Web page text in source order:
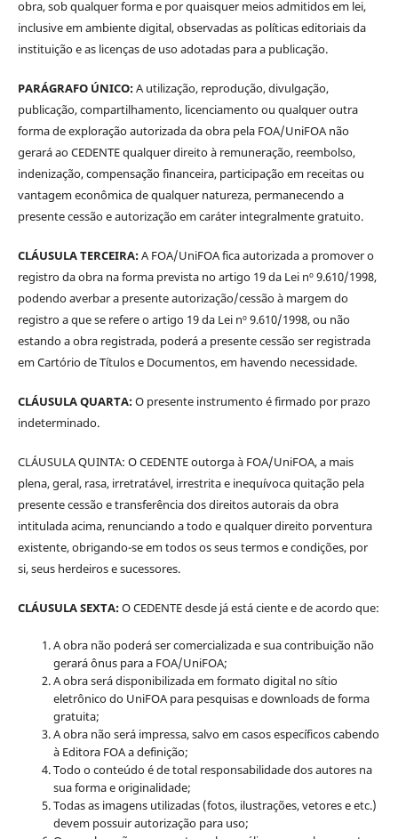
obra, sob qualquer forma e por quaisquer meios admitidos em lei,
inclusive em ambiente digital, observadas as políticas editoriais da
instituição e as licenças de uso adotadas para a publicação.
PARÁGRAFO ÚNICO:A utilização, reprodução, divulgação,
publicação, compartilhamento, licenciamento ou qualquer outra
forma de exploração autorizada da obra pela FOA/UniFOA não
gerará ao CEDENTE qualquer direito à remuneração, reembolso,
indenização, compensação financeira, participação em receitas ou
vantagem econômica de qualquer natureza, permanecendo a
presente cessão e autorização em caráter integralmente gratuito.
CLÁUSULA TERCEIRA:A FOA/UniFOA fica autorizada a promover o
registro da obra na forma prevista no artigo 19 da Lei nº 9.610/1998,
podendo averbar a presente autorização/cessão à margem do
registro a que se refere o artigo 19 da Lei nº 9.610/1998, ou não
estando a obra registrada, poderá a presente cessão ser registrada
em Cartório de Títulos e Documentos, em havendo necessidade.
CLÁUSULA QUARTA:O presente instrumento é firmado por prazo
indeterminado.
CLÁUSULA QUINTA: O CEDENTE outorga à FOA/UniFOA, a mais
plena, geral, rasa, irretratável, irrestrita e inequívoca quitação pela
presente cessão e transferência dos direitos autorais da obra
intitulada acima, renunciando a todo e qualquer direito porventura
existente, obrigando-se em todos os seus termos e condições, por
si, seus herdeiros e sucessores.
CLÁUSULA SEXTA:O CEDENTE desde já está ciente e de acordo que:
A obra não poderá ser comercializada e sua contribuição não
gerará ônus para a FOA/UniFOA;
A obra será disponibilizada em formato digital no sítio
eletrônico do UniFOA para pesquisas e downloads de forma
gratuita;
A obra não será impressa, salvo em casos específicos cabendo
à Editora FOA a definição;
Todo o conteúdo é de total responsabilidade dos autores na
sua forma e originalidade;
Todas as imagens utilizadas (fotos, ilustrações, vetores e etc.)
devem possuir autorização para uso;